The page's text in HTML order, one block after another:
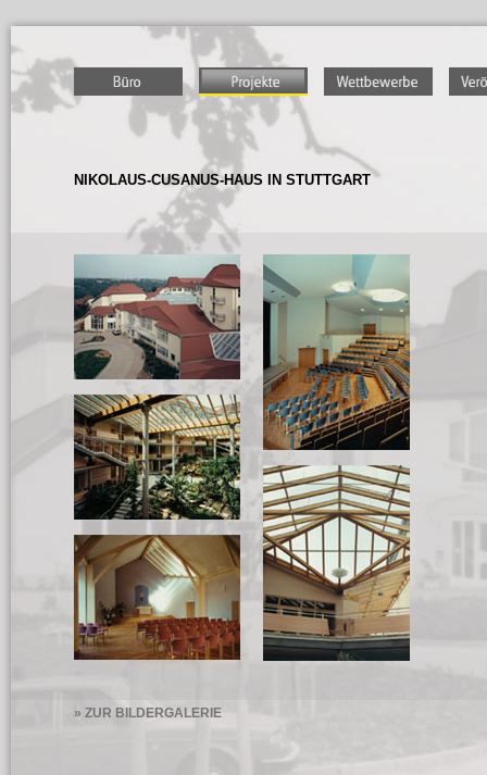
NIKOLAUS-CUSANUS-HAUS IN STUTTGART
» ZUR BILDERGALERIE